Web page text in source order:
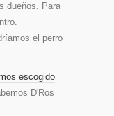
dueños. Para
el perro
escogido
D'Ros